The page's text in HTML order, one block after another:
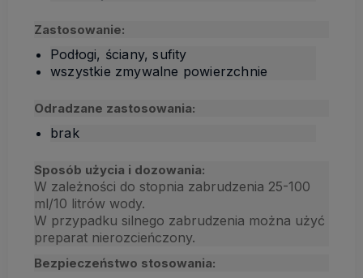
Zastosowanie:
Podłogi, ściany, sufity
wszystkie zmywalne powierzchnie
Odradzane zastosowania:
brak
Sposób użycia i dozowania:
W zależności do stopnia zabrudzenia 25-100
ml/10 litrów wody.
W przypadku silnego zabrudzenia można użyć
preparat nierozcieńczony.
Bezpieczeństwo stosowania: